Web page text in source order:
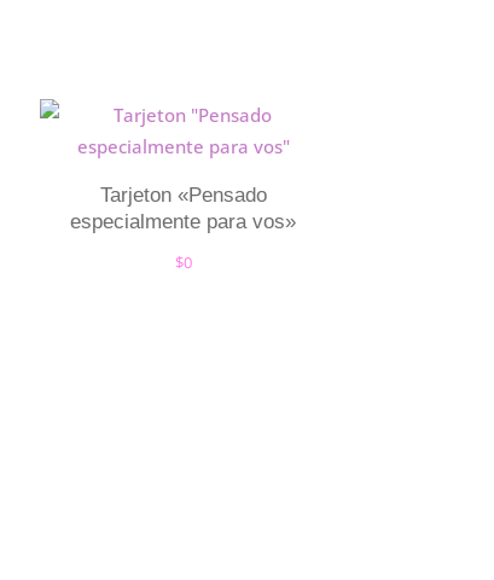
Tarjeton «Pensado
especialmente para vos»
$0